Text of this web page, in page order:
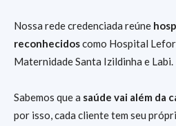
Nossa rede credenciada reúne
reconhecidoscomo Hospital
Maternidade Santa Izildinha e Labi.
Sabemos que a saúde vai além da
por isso, cada cliente tem seu